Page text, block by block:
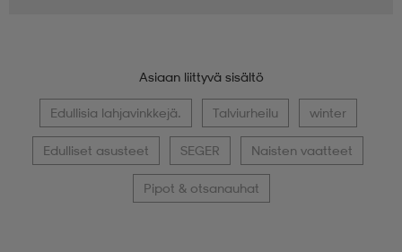
Asiaan liittyvä sisältö
Edullisia lahjavinkkejä. Talviurheilu winter
Edulliset asusteet SEGER Naisten vaatteet
Pipot & otsanauhat